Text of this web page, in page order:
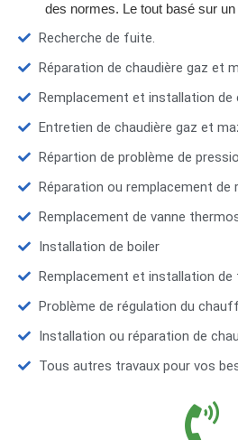
des normes. Le tout basé sur
Recherche de fuite.
Réparation de chaudière gaz et
Remplacement et installation
Entretien de chaudière gaz et
Répartion de problème de
Réparation ou remplacement de
Remplacement de vanne
Installation de boiler
Remplacement et installation
Problème de régulation du
Installation ou réparation de
Tous autres travaux pour vos